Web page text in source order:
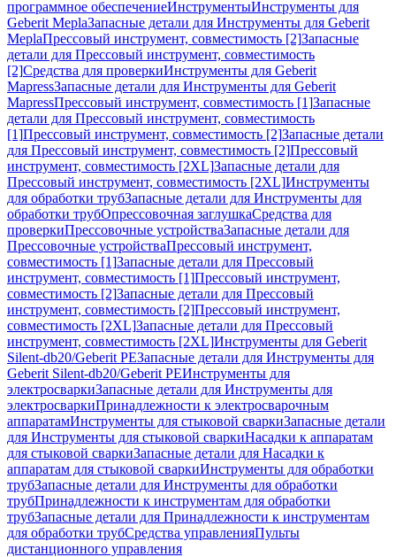
программное обеспечениеИнструментыИнструменты для
Geberit MeplaЗапасные детали для Инструменты для Geberit
MeplaПрессовый инструмент, совместимость [2]Запасные
детали для Прессовый инструмент, совместимость
[2]Средства для проверкиИнструменты для Geberit
MapressЗапасные детали для Инструменты для Geberit
MapressПрессовый инструмент, совместимость [1]Запасные
детали для Прессовый инструмент, совместимость
[1]Прессовый инструмент, совместимость [2]Запасные детали
для Прессовый инструмент, совместимость [2]Прессовый
инструмент, совместимость [2XL]Запасные детали для
Прессовый инструмент, совместимость [2XL]Инструменты
для обработки трубЗапасные детали для Инструменты для
обработки трубОпрессовочная заглушкаСредства для
проверкиПрессовочные устройстваЗапасные детали для
Прессовочные устройстваПрессовый инструмент,
совместимость [1]Запасные детали для Прессовый
инструмент, совместимость [1]Прессовый инструмент,
совместимость [2]Запасные детали для Прессовый
инструмент, совместимость [2]Прессовый инструмент,
совместимость [2XL]Запасные детали для Прессовый
инструмент, совместимость [2XL]Инструменты для Geberit
Silent-db20/Geberit PEЗапасные детали для Инструменты для
Geberit Silent-db20/Geberit PEИнструменты для
электросваркиЗапасные детали для Инструменты для
электросваркиПринадлежности к электросварочным
аппаратамИнструменты для стыковой сваркиЗапасные детали
для Инструменты для стыковой сваркиНасадки к аппаратам
для стыковой сваркиЗапасные детали для Насадки к
аппаратам для стыковой сваркиИнструменты для обработки
трубЗапасные детали для Инструменты для обработки
трубПринадлежности к инструментам для обработки
трубЗапасные детали для Принадлежности к инструментам
для обработки трубСредства управленияПульты
дистанционного управления